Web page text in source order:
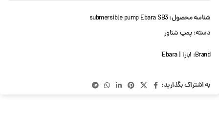
شناسه محصول:submersible pump Ebara SB3
دسته: پمپ شناور
Brand: ابارا | Ebara
به اشتراک بگذارید: